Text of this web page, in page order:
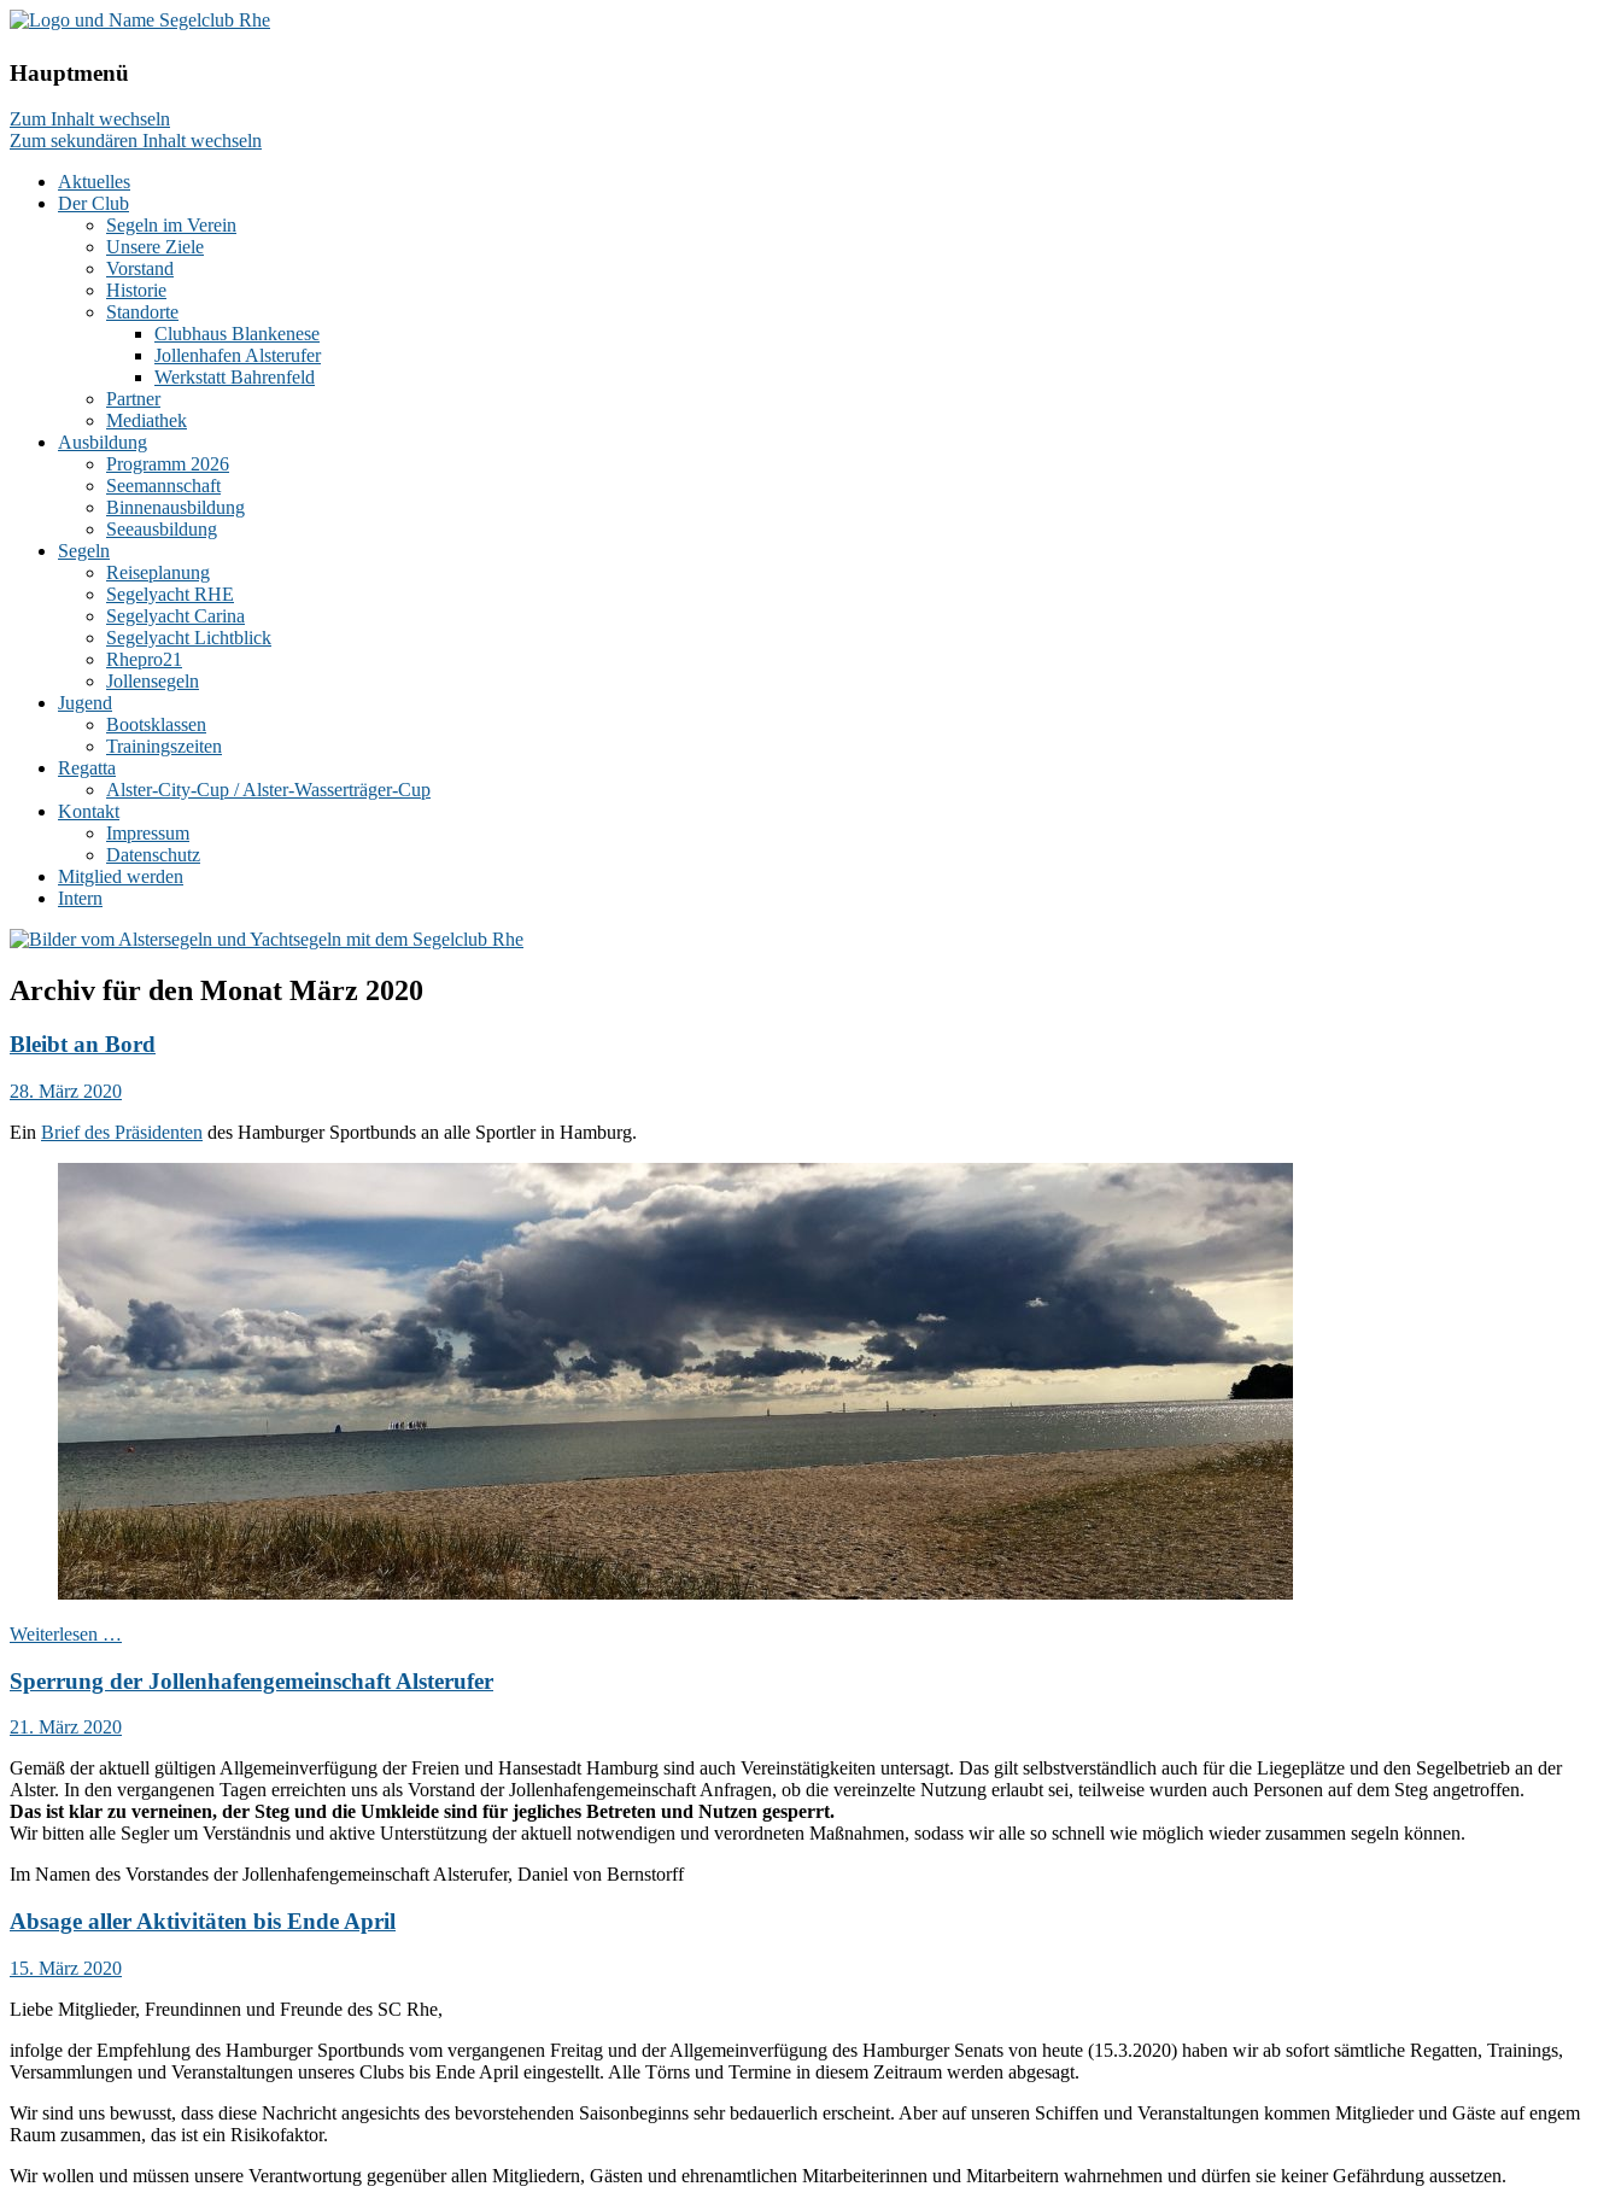
Hauptmenü
Zum Inhalt wechseln
Zum sekundären Inhalt wechseln
Aktuelles
Der Club
Segeln im Verein
Unsere Ziele
Vorstand
Historie
Standorte
Clubhaus Blankenese
Jollenhafen Alsterufer
Werkstatt Bahrenfeld
Partner
Mediathek
Ausbildung
Programm 2026
Seemannschaft
Binnenausbildung
Seeausbildung
Segeln
Reiseplanung
Segelyacht RHE
Segelyacht Carina
Segelyacht Lichtblick
Rhepro21
Jollensegeln
Jugend
Bootsklassen
Trainingszeiten
Regatta
Alster-City-Cup / Alster-Wasserträger-Cup
Kontakt
Impressum
Datenschutz
Mitglied werden
Intern
Archiv für den Monat März 2020
Bleibt an Bord
28. März 2020
Ein Brief des Präsidenten des Hamburger Sportbunds an alle Sportler in Hamburg.
Weiterlesen …
Sperrung der Jollenhafengemeinschaft Alsterufer
21. März 2020
Gemäß der aktuell gültigen Allgemeinverfügung der Freien und Hansestadt Hamburg sind auch Vereinstätigkeiten untersagt. Das gilt selbstverständlich auch für die Liegeplätze und den Segelbetrieb an der
Alster. In den vergangenen Tagen erreichten uns als Vorstand der Jollenhafengemeinschaft Anfragen, ob die vereinzelte Nutzung erlaubt sei, teilweise wurden auch Personen auf dem Steg angetroffen.
Das ist klar zu verneinen, der Steg und die Umkleide sind für jegliches Betreten und Nutzen gesperrt.
Wir bitten alle Segler um Verständnis und aktive Unterstützung der aktuell notwendigen und verordneten Maßnahmen, sodass wir alle so schnell wie möglich wieder zusammen segeln können.
Im Namen des Vorstandes der Jollenhafengemeinschaft Alsterufer, Daniel von Bernstorff
Absage aller Aktivitäten bis Ende April
15. März 2020
Liebe Mitglieder, Freundinnen und Freunde des SC Rhe,
infolge der Empfehlung des Hamburger Sportbunds vom vergangenen Freitag und der Allgemeinverfügung des Hamburger Senats von heute (15.3.2020) haben wir ab sofort sämtliche Regatten, Trainings,
Versammlungen und Veranstaltungen unseres Clubs bis Ende April eingestellt. Alle Törns und Termine in diesem Zeitraum werden abgesagt.
Wir sind uns bewusst, dass diese Nachricht angesichts des bevorstehenden Saisonbeginns sehr bedauerlich erscheint. Aber auf unseren Schiffen und Veranstaltungen kommen Mitglieder und Gäste auf engem
Raum zusammen, das ist ein Risikofaktor.
Wir wollen und müssen unsere Verantwortung gegenüber allen Mitgliedern, Gästen und ehrenamtlichen Mitarbeiterinnen und Mitarbeitern wahrnehmen und dürfen sie keiner Gefährdung aussetzen.